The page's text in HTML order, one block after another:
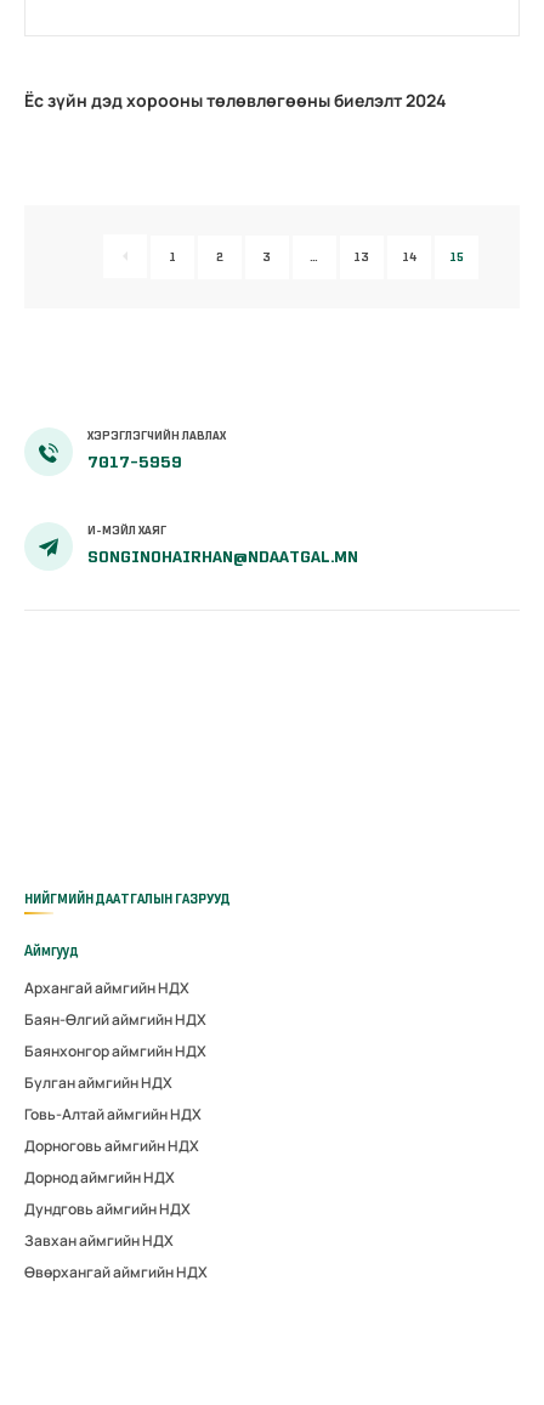
Ёс зүйн дэд хорооны төлөвлөгөөны биелэлт 2024
1 2 3 … 13 14 15
ХЭРЭГЛЭГЧИЙН ЛАВЛАХ
7017-5959
И-МЭЙЛ ХАЯГ
SONGINOHAIRHAN@NDAATGAL.MN
НИЙГМИЙН ДААТГАЛЫН ГАЗРУУД
Аймгууд
Архангай аймгийн НДХ
Баян-Өлгий аймгийн НДХ
Баянхонгор аймгийн НДХ
Булган аймгийн НДХ
Говь-Алтай аймгийн НДХ
Дорноговь аймгийн НДХ
Дорнод аймгийн НДХ
Дундговь аймгийн НДХ
Завхан аймгийн НДХ
Өвөрхангай аймгийн НДХ